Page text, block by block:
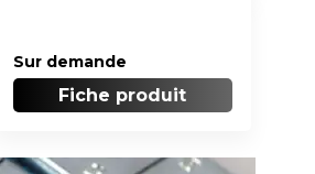
Sur demande
Fiche produit